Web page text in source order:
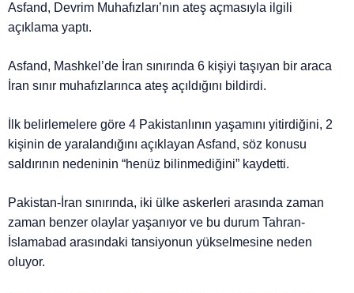
Asfand, Devrim Muhafızları’nın ateş açmasıyla ilgili
açıklama yaptı.
Asfand, Mashkel’de İran sınırında 6 kişiyi taşıyan bir araca
İran sınır muhafızlarınca ateş açıldığını bildirdi.
İlk belirlemelere göre 4 Pakistanlının yaşamını yitirdiğini, 2
kişinin de yaralandığını açıklayan Asfand, söz konusu
saldırının nedeninin “henüz bilinmediğini” kaydetti.
Pakistan-İran sınırında, iki ülke askerleri arasında zaman
zaman benzer olaylar yaşanıyor ve bu durum Tahran-
İslamabad arasındaki tansiyonun yükselmesine neden
oluyor.